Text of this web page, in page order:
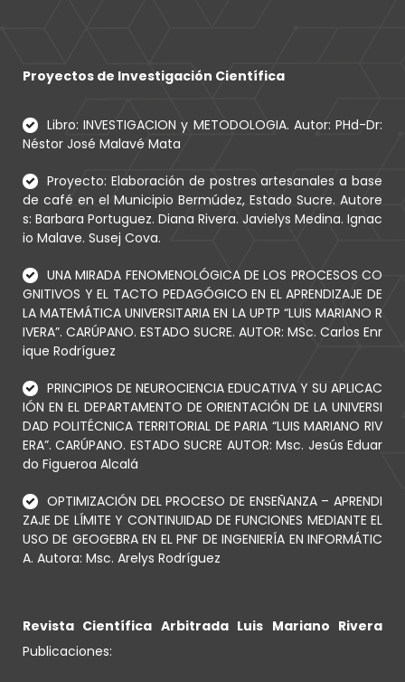
Proyectos de Investigación Científica
Libro: INVESTIGACION y METODOLOGIA. Autor: PHd-Dr:
Néstor José Malavé Mata
Proyecto: Elaboración de postres artesanales a base
de café en el Municipio Bermúdez, Estado Sucre. Autore
s: Barbara Portuguez. Diana Rivera. Javielys Medina. Ignac
io Malave. Susej Cova.
UNA MIRADA FENOMENOLÓGICA DE LOS PROCESOS CO
GNITIVOS Y EL TACTO PEDAGÓGICO EN EL APRENDIZAJE DE
LA MATEMÁTICA UNIVERSITARIA EN LA UPTP “LUIS MARIANO R
IVERA”. CARÚPANO. ESTADO SUCRE. AUTOR: MSc. Carlos Enr
ique Rodríguez
PRINCIPIOS DE NEUROCIENCIA EDUCATIVA Y SU APLICAC
IÓN EN EL DEPARTAMENTO DE ORIENTACIÓN DE LA UNIVERSI
DAD POLITÉCNICA TERRITORIAL DE PARIA “LUIS MARIANO RIV
ERA”. CARÚPANO. ESTADO SUCRE AUTOR: Msc. Jesús Eduar
do Figueroa Alcalá
OPTIMIZACIÓN DEL PROCESO DE ENSEÑANZA – APRENDI
ZAJE DE LÍMITE Y CONTINUIDAD DE FUNCIONES MEDIANTE EL
USO DE GEOGEBRA EN EL PNF DE INGENIERÍA EN INFORMÁTIC
A. Autora: Msc. Arelys Rodríguez
Revista Científica Arbitrada Luis Mariano Rivera
Publicaciones: